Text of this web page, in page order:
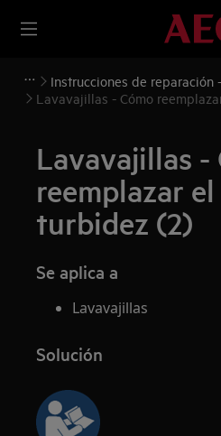
Instrucciones de reparación
Lavavajillas - Cómo
Lavavajillas -
reemplazar
turbidez (2)
Se aplica a
Lavavajillas
Solución